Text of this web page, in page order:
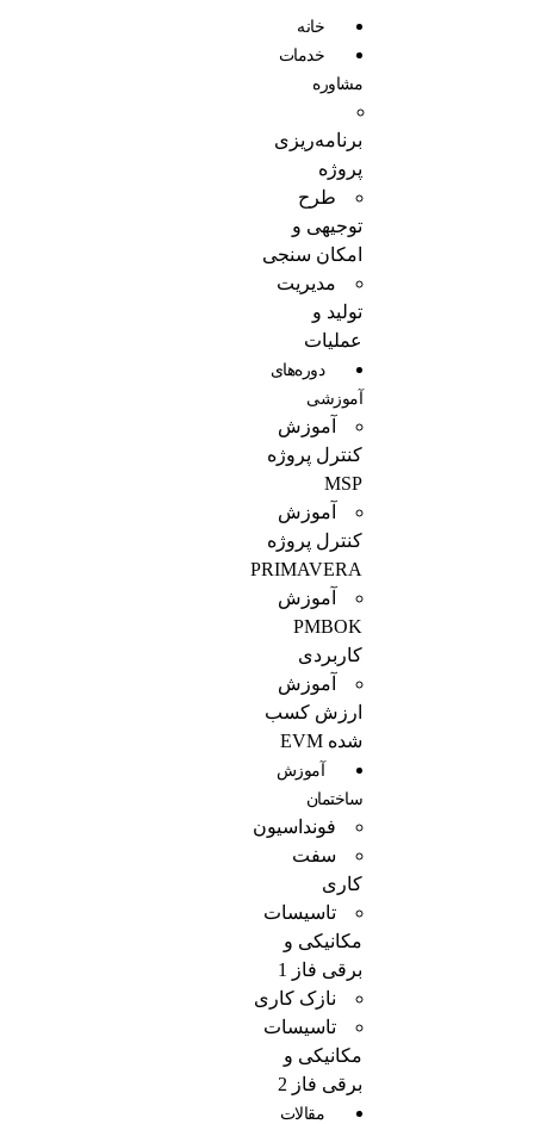
خانه
خدمات
مشاوره
برنامه‌ریزی
پروژه
طرح
توجیهی و
امکان سنجی
مدیریت
تولید و
عملیات
دوره‌های
آموزشی
آموزش
کنترل پروژه
MSP
آموزش
کنترل پروژه
PRIMAVERA
آموزش
PMBOK
کاربردی
آموزش
ارزش کسب
شده EVM
آموزش
ساختمان
فونداسیون
سفت
کاری
تاسیسات
مکانیکی و
برقی فاز 1
نازک کاری
تاسیسات
مکانیکی و
برقی فاز 2
مقالات